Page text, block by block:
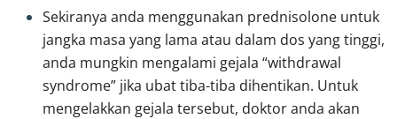
Sekiranya anda menggunakan prednisolone untuk
jangka masa yang lama atau dalam dos yang tinggi,
anda mungkin mengalami gejala “withdrawal
syndrome” jika ubat tiba-tiba dihentikan. Untuk
mengelakkan gejala tersebut, doktor anda akan